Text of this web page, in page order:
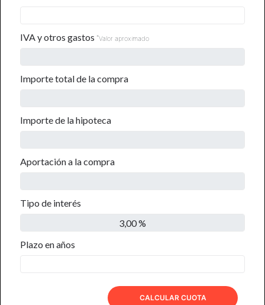
IVA y otros gastos *Valor aproximado
Importe total de la compra
Importe de la hipoteca
Aportación a la compra
Tipo de interés
Plazo en años
CALCULAR CUOTA